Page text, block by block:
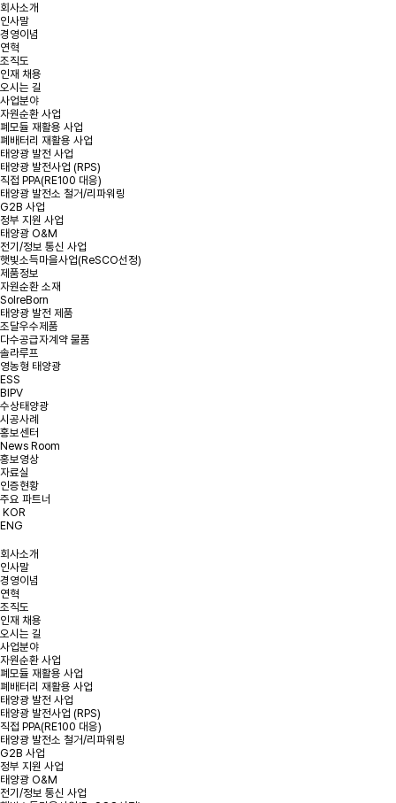
회사소개
인사말
경영이념
연혁
조직도
인재 채용
오시는 길
사업분야
자원순환 사업
폐모듈 재활용 사업
폐배터리 재활용 사업
태양광 발전 사업
태양광 발전사업 (RPS)
직접 PPA(RE100 대응)
태양광 발전소 철거/리파워링
G2B 사업
정부 지원 사업
태양광 O&M
전기/정보 통신 사업
햇빛소득마을사업(ReSCO선정)
제품정보
자원순환 소재
SolreBorn
태양광 발전 제품
조달우수제품
다수공급자계약 물품
솔라루프
영농형 태양광
ESS
BIPV
수상태양광
시공사례
홍보센터
News Room
홍보영상
자료실
인증현황
주요 파트너
KOR
ENG
회사소개
인사말
경영이념
연혁
조직도
인재 채용
오시는 길
사업분야
자원순환 사업
폐모듈 재활용 사업
폐배터리 재활용 사업
태양광 발전 사업
태양광 발전사업 (RPS)
직접 PPA(RE100 대응)
태양광 발전소 철거/리파워링
G2B 사업
정부 지원 사업
태양광 O&M
전기/정보 통신 사업
*
*
*용량
*연락처
*지역 또는 주소
문의내용
첨부파일